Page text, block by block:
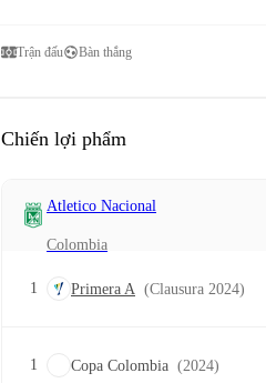
Trận đấu Bàn thắng
Chiến lợi phẩm
Atletico Nacional
Colombia
1 Primera A (Clausura 2024)
1 Copa Colombia (2024)